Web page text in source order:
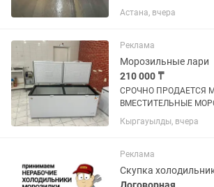
Астана, вчера
Реклама
Морозильные лари
210 000 ₸
СРОЧНО ПРОДАЕТСЯ
ВМЕСТИТЕЛЬНЫЕ
ОБЪЕМ 600 л, покупали
продаем срочно по
упустите такие вкусные
Кыргауылды, вчера
Реклама